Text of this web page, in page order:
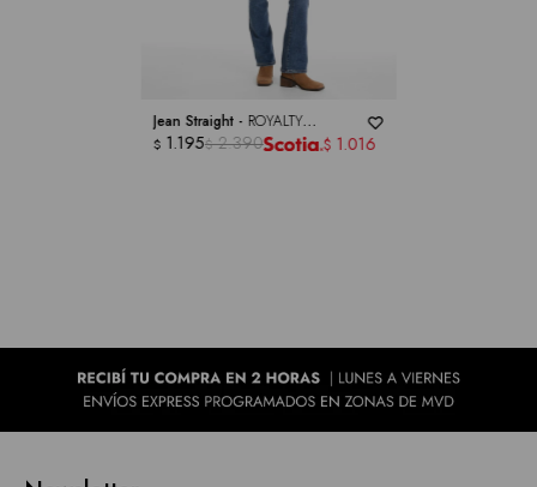
Jean Straight - ROYALTY
COLLECTION
$ 1.195$ 2.390 $ 1.016